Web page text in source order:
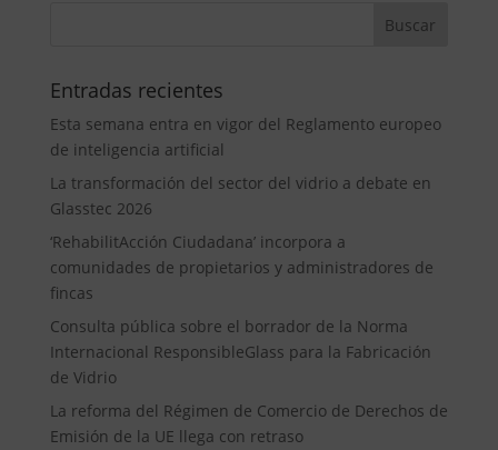
Entradas recientes
Esta semana entra en vigor del Reglamento europeo
de inteligencia artificial
La transformación del sector del vidrio a debate en
Glasstec 2026
‘RehabilitAcción Ciudadana’ incorpora a
comunidades de propietarios y administradores de
fincas
Consulta pública sobre el borrador de la Norma
Internacional ResponsibleGlass para la Fabricación
de Vidrio
La reforma del Régimen de Comercio de Derechos de
Emisión de la UE llega con retraso